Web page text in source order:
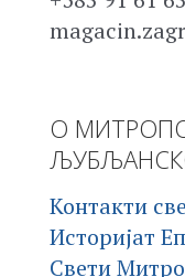
О
Контакти
Историјат
Свети